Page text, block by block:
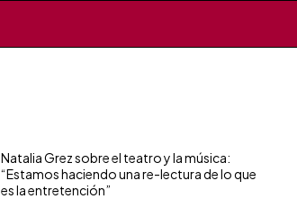
Natalia Grez sobre el teatro y la música:
“Estamos haciendo una re-lectura de lo que
es la entretención”